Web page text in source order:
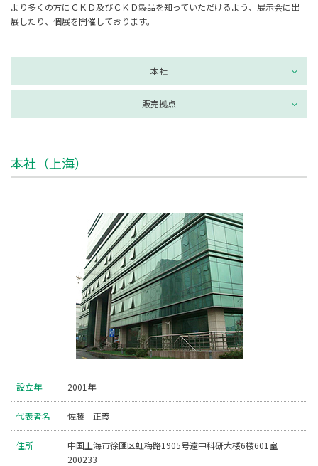
より多くの方にＣＫＤ及びＣＫＤ製品を知っていただけるよう、展示会に出
展したり、個展を開催しております。
本社
販売拠点
本社（上海）
設立年 2001年
代表者名 佐藤 正義
住所
中国上海市徐匯区虹梅路1905号遠中科研大楼6楼601室
200233